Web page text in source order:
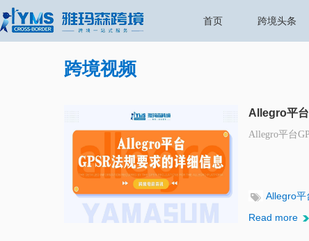
首页 跨境头条
跨境视频
Allegro平
Allegro平台
Allegro平
Read more